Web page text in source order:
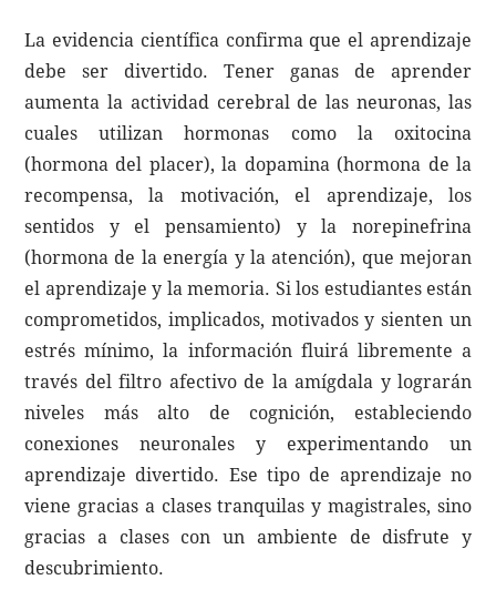
La evidencia científica confirma que el aprendizaje
debe ser divertido. Tener ganas de aprender
aumenta la actividad cerebral de las neuronas, las
cuales utilizan hormonas como la oxitocina
(hormona del placer), la dopamina (hormona de la
recompensa, la motivación, el aprendizaje, los
sentidos y el pensamiento) y la norepinefrina
(hormona de la energía y la atención), que mejoran
el aprendizaje y la memoria. Si los estudiantes están
comprometidos, implicados, motivados y sienten un
estrés mínimo, la información fluirá libremente a
través del filtro afectivo de la amígdala y lograrán
niveles más alto de cognición, estableciendo
conexiones neuronales y experimentando un
aprendizaje divertido. Ese tipo de aprendizaje no
viene gracias a clases tranquilas y magistrales, sino
gracias a clases con un ambiente de disfrute y
descubrimiento.